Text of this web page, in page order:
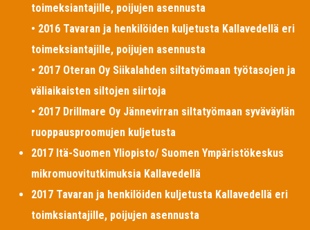
toimeksiantajille, poijujen asennusta
• 2016 Tavaran ja henkilöiden kuljetusta Kallavedellä eri
toimeksiantajille, poijujen asennusta
• 2017 Oteran Oy Siikalahden siltatyömaan työtasojen ja
väliaikaisten siltojen siirtoja
• 2017 Drillmare Oy Jännevirran siltatyömaan syväväylän
ruoppausproomujen kuljetusta
2017 Itä-Suomen Yliopisto/ Suomen Ympäristökeskus
mikromuovitutkimuksia Kallavedellä
2017 Tavaran ja henkilöiden kuljetusta Kallavedellä eri
toimksiantajille, poijujen asennusta